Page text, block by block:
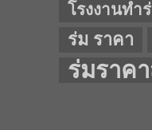
โรงงานทำ
ร่ม ราคา
ร่มราค